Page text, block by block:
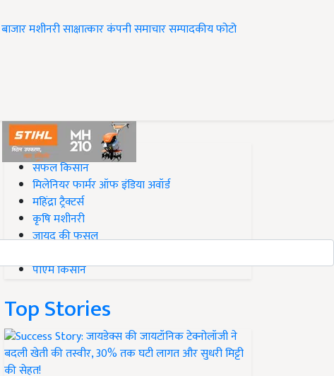
बाजारमशीनरीसाक्षात्कारकंपनी समाचारसम्पादकीयफोटो
#Top on Krishi Jagran
सफल किसान
मिलेनियर फार्मर ऑफ इंडिया अवॉर्ड
महिंद्रा ट्रैक्टर्स
कृषि मशीनरी
जायद की फसल
पीएम किसान
Top Stories